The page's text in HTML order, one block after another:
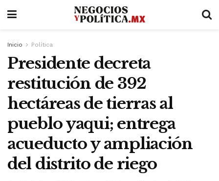
Inicio Política
Presidente decreta
restitución de 392
hectáreas de tierras al
pueblo yaqui; entrega
acueducto y ampliación
del distrito de riego